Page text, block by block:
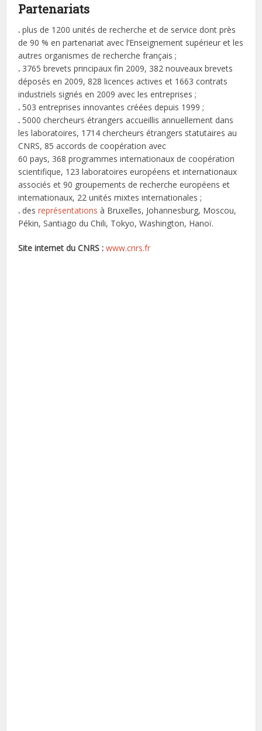
Partenariats
. plus de 1200 unités de recherche et de service dont près
de 90 % en partenariat avec l’Enseignement supérieur et les
autres organismes de recherche français ;
. 3765 brevets principaux fin 2009, 382 nouveaux brevets
déposés en 2009, 828 licences actives et 1663 contrats
industriels signés en 2009 avec les entreprises ;
. 503 entreprises innovantes créées depuis 1999 ;
. 5000 chercheurs étrangers accueillis annuellement dans
les laboratoires, 1714 chercheurs étrangers statutaires au
CNRS, 85 accords de coopération avec
60 pays, 368 programmes internationaux de coopération
scientifique, 123 laboratoires européens et internationaux
associés et 90 groupements de recherche européens et
internationaux, 22 unités mixtes internationales ;
. desreprésentations à Bruxelles, Johannesburg, Moscou,
Pékin, Santiago du Chili, Tokyo, Washington, Hanoï.
Site internet du CNRS : www.cnrs.fr